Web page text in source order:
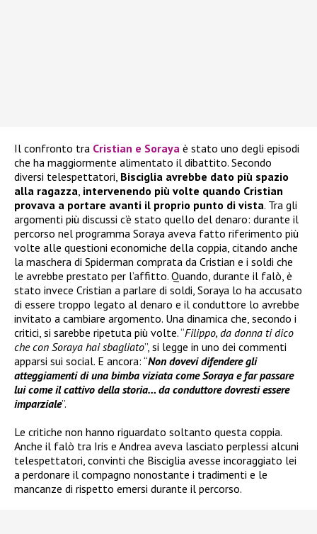
Il confronto tra Cristian e Soraya è stato uno degli episodi
che ha maggiormente alimentato il dibattito. Secondo
diversi telespettatori, Bisciglia avrebbe dato più spazio
alla ragazza intervenendo più volte quando Cristian
provava a portare avanti il proprio punto di vista. Tra gli
argomenti più discussi c’è stato quello del denaro: durante il
percorso nel programma Soraya aveva fatto riferimento più
volte alle questioni economiche della coppia, citando anche
la maschera di Spiderman comprata da Cristian e i soldi che
le avrebbe prestato per l’affitto. Quando, durante il falò, è
stato invece Cristian a parlare di soldi, Soraya lo ha accusato
di essere troppo legato al denaro e il conduttore lo avrebbe
invitato a cambiare argomento. Una dinamica che, secondo i
critici, si sarebbe ripetuta più volte. “Filippo, da donna ti dico
che con Soraya hai sbagliato”, si legge in uno dei commenti
apparsi sui social. E ancora: “Non dovevi difendere gli
atteggiamenti di una bimba viziata come Soraya e far passare
lui come il cattivo della storia… da conduttore dovresti essere
imparziale”.
Le critiche non hanno riguardato soltanto questa coppia.
Anche il falò tra Iris e Andrea aveva lasciato perplessi alcuni
telespettatori, convinti che Bisciglia avesse incoraggiato lei
a perdonare il compagno nonostante i tradimenti e le
mancanze di rispetto emersi durante il percorso.